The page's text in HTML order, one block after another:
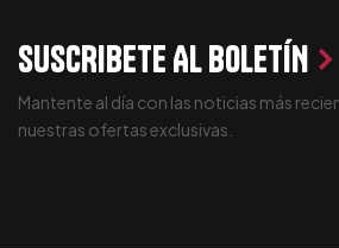
SUSCRIBETE AL BOLETÍN
Mantente al día con las noticias más
nuestras ofertas exclusivas.